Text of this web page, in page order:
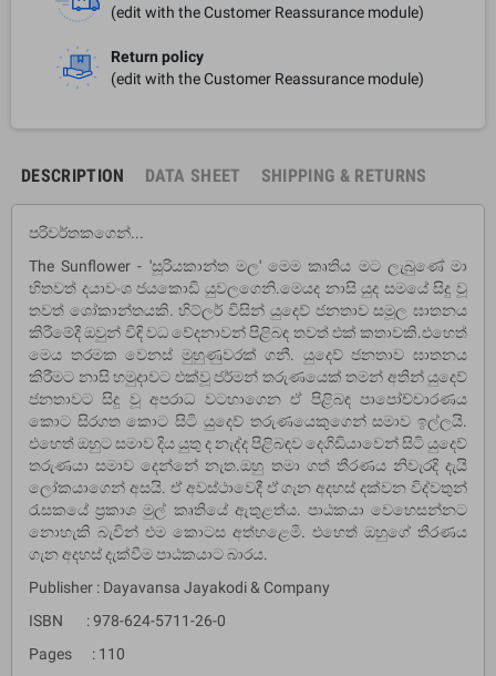
(edit with the Customer Reassurance module)
Return policy
(edit with the Customer Reassurance module)
DESCRIPTION DATA SHEET SHIPPING & RETURNS
පරිවර්තකගෙන්...
The Sunflower - 'සූරියකාන්ත මල' මෙම කෘතිය මට ලැබුණේ මා
හිතවත් දයාවංශ ජයකොඩි යුවලගෙනි.මෙයද නාසි යුද සමයේ සිදු වූ
තවත් ශෝකාන්තයකි. හිට්ලර් විසින් යුදෙව් ජනතාව සමූල ඝාතනය
කිරීමේදී ඔවුන් විඳි වධ වේදනාවන් පිළිබඳ තවත් එක් කතාවකි.එහෙත්
මෙය තරමක වෙනස් මුහුණුවරක් ගනී. යුදෙව් ජනතාව ඝාතනය
කිරීමට නාසි හමුදාවට එක්වූ ජර්මන් තරුණයෙක් තමන් අතින් යුදෙව්
ජනතාවට සිදු වූ අපරාධ වටහාගෙන ඒ පිළිබඳ පාපෝච්චාරණය
කොට සිරගත කොට සිටි යුදෙව් තරුණයෙකුගෙන් සමාව ඉල්ලයි.
එහෙත් ඔහුට සමාව දිය යුතු ද නැද්ද පිළිබඳව දෙගිඩියාවෙන් සිටි යුදෙව්
තරුණයා සමාව දෙන්නේ නැත.ඔහු තමා ගත් තීරණය නිවැරදි දැයි
ලෝකයාගෙන් අසයි. ඒ අවස්ථාවෙදී ඒ ගැන අදහස් දක්වන විද්වතුන්
රැසකයේ ප්‍රකාශ මුල් කෘතියේ ඇතුළත්ය. පාඨකයා වෙහෙසන්නට
නොහැකි බැවින් එම කොටස අත්හළෙමි. එහෙත් ඔහුගේ තීරණය
ගැන අදහස් දැක්වීම පාඨකයාට බාරය.
Publisher : Dayavansa Jayakodi & Company
ISBN : 978-624-5711-26-0
Pages : 110